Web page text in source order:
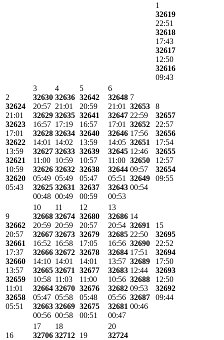
1
32619
22:51
32618
17:43
32617
12:50
32616
09:43
2
32624
21:01
32623
17:01
32622
13:59
32621
10:59
32620
05:43
3
32630
20:57
32629
16:57
32628
14:01
32627
11:00
32626
05:49
32625
00:48
4
32636
21:01
32635
17:19
32634
14:02
32633
10:59
32632
05:49
32631
00:49
5
32642
20:59
32641
16:57
32640
13:59
32639
10:57
32638
05:47
32637
00:59
6
32648
21:01
32647
17:01
32646
14:05
32645
11:00
32644
05:51
32643
00:53
7
32653
22:59
32652
17:56
32651
12:46
32650
09:57
32649
00:54
8
32657
22:57
32656
17:54
32655
12:57
32654
09:55
9
32662
20:57
32661
17:37
32660
13:57
32659
11:01
32658
05:51
10
32668
20:59
32667
16:52
32666
14:10
32665
10:58
32664
05:47
32663
00:56
11
32674
20:59
32673
16:58
32672
14:01
32671
11:03
32670
05:58
32669
00:58
12
32680
20:57
32679
17:05
32678
14:01
32677
11:00
32676
05:48
32675
00:51
13
32686
20:54
32685
16:56
32684
13:57
32683
10:56
32682
05:56
32681
00:47
14
32691
22:50
32690
17:51
32689
12:44
32688
09:53
32687
00:46
15
32695
22:52
32694
17:50
32693
12:50
32692
09:44
16
17
32706
18
32712 19
20
32724